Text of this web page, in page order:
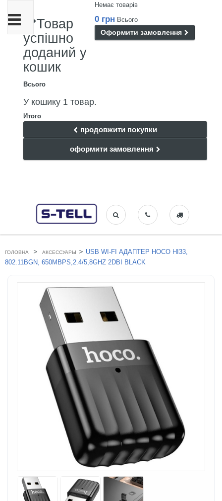
Немає товарів
0 грн Всього
Оформити замовлення
Товар
успішно
доданий у
кошик
Всього
У кошику 1 товар.
Итого
продовжити покупки
оформити замовлення
Toggle
navigation
ГОЛОВНА > АКСЕССУАРЫ > USB WI-FI АДАПТЕР HOCO HI33,
802.11BGN, 650MBPS,2.4/5,8GHZ 2DBI BLACK